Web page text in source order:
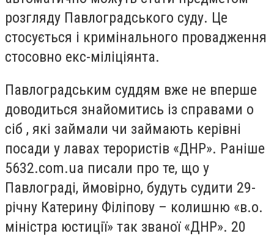
розгляду Павлоградського суду. Це
стосується і кримінального провадження
стосовно екс-міліціянта.
Павлоградським суддям вже не вперше
доводиться знайомитись із справами о
сіб , які займали чи займають керівні
посади у лавах терористів «ДНР». Раніше
5632.com.ua писали про те, що у
Павлограді, ймовірно, будуть судити 29-
річну Катерину Філіпову – колишню «в.о.
міністра юстиції» так званої «ДНР». 20